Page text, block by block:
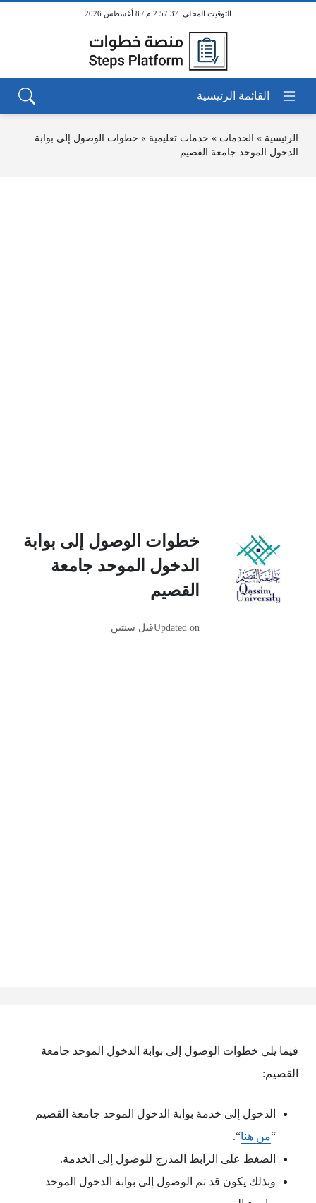
2:57:37 م / 8 أغسطس 2026
الرئيسية » الخدمات » خدمات تعليمية » خطوات الوصول إلى بوابة
الدخول الموحد جامعة القصيم
خطوات الوصول إلى بوابة
الدخول الموحد جامعة
القصيم
Updated onقبل سنتين
فيما يلي خطوات الوصول إلى بوابة الدخول الموحد جامعة
القصيم:
الدخول إلى خدمة بوابة الدخول الموحد جامعة القصيم
“من هنا“.
الضغط على الرابط المدرج للوصول إلى الخدمة.
وبذلك يكون قد تم الوصول إلى بوابة الدخول الموحد